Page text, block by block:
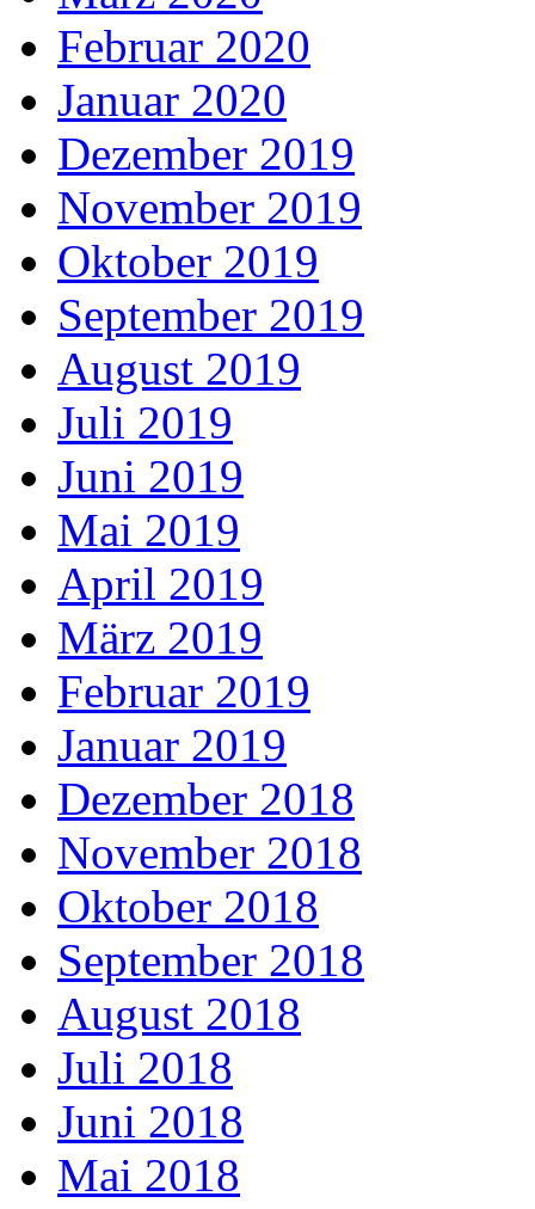
Februar 2020
Januar 2020
Dezember 2019
November 2019
Oktober 2019
September 2019
August 2019
Juli 2019
Juni 2019
Mai 2019
April 2019
März 2019
Februar 2019
Januar 2019
Dezember 2018
November 2018
Oktober 2018
September 2018
August 2018
Juli 2018
Juni 2018
Mai 2018